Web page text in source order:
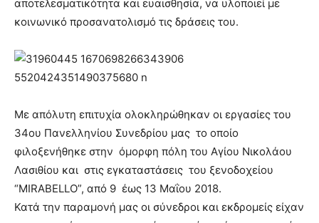
αποτελεσματικότητα και ευαισθησία, να υλοποιεί με
κοινωνικό προσανατολισμό τις δράσεις του.
Με απόλυτη επιτυχία ολοκληρώθηκαν οι εργασίες του
34ου Πανελληνίου Συνεδρίου μας το οποίο
φιλοξενήθηκε στην όμορφη πόλη του Αγίου Νικολάου
Λασιθίου και στις εγκαταστάσεις του ξενοδοχείου
“MIRABELLO”, από 9 έως 13 Μαΐου 2018.
Κατά την παραμονή μας οι σύνεδροι και εκδρομείς είχαν